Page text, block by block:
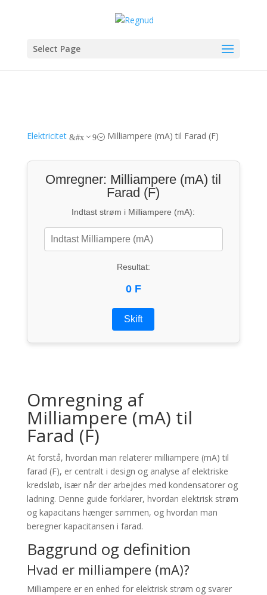
Select Page
Elektricitet &#x39; Milliampere (mA) til Farad (F)
Omregner: Milliampere (mA) til
Farad (F)
Indtast strøm i Milliampere (mA):
Resultat:
0 F
Skift
Omregning af
Milliampere (mA) til
Farad (F)
At forstå, hvordan man relaterer milliampere (mA) til
farad (F), er centralt i design og analyse af elektriske
kredsløb, især når der arbejdes med kondensatorer og
ladning. Denne guide forklarer, hvordan elektrisk strøm
og kapacitans hænger sammen, og hvordan man
beregner kapacitansen i farad.
Baggrund og definition
Hvad er milliampere (mA)?
Milliampere er en enhed for elektrisk strøm og svarer